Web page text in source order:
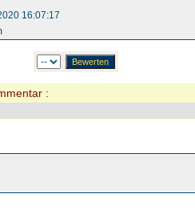
16:07:17
: